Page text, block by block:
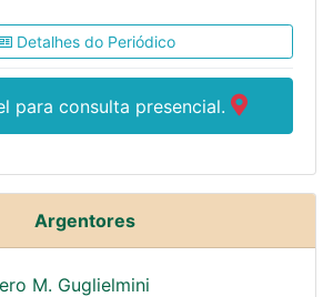
Detalhes do Periódico
para consulta presencial.
Argentores
M. Guglielmini